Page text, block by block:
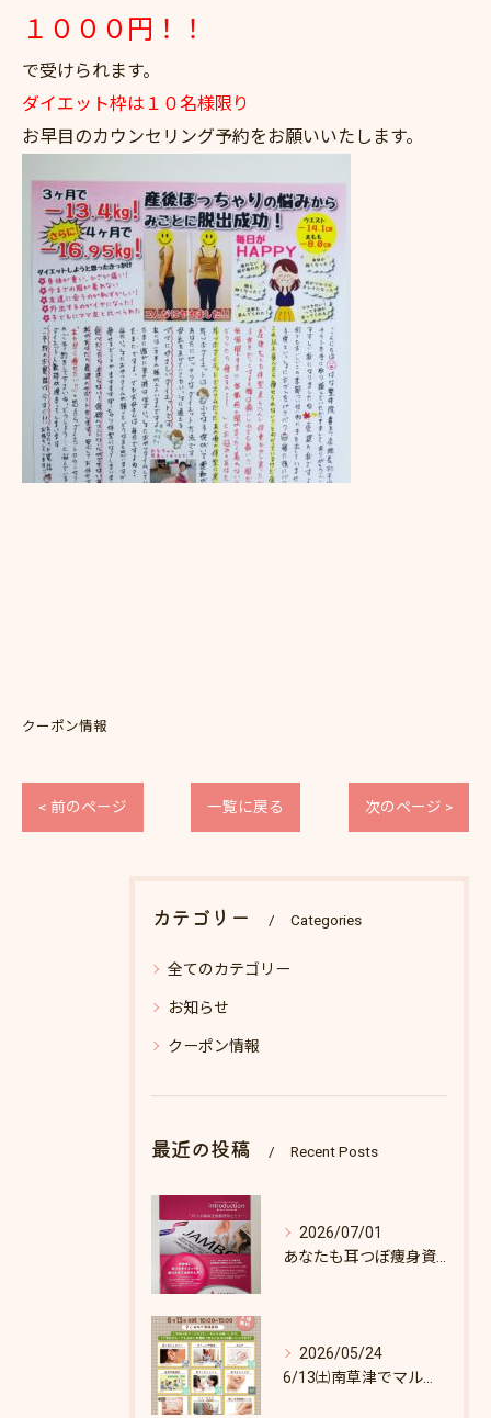
１０００円！！
で受けられます。
ダイエット枠は１０名様限り
お早目のカウンセリング予約をお願いいたします。
クーポン情報
< 前のページ 一覧に戻る 次のページ >
カテゴリー Categories
全てのカテゴリー
お知らせ
クーポン情報
最近の投稿 Recent Posts
2026/07/01
2026/05/24